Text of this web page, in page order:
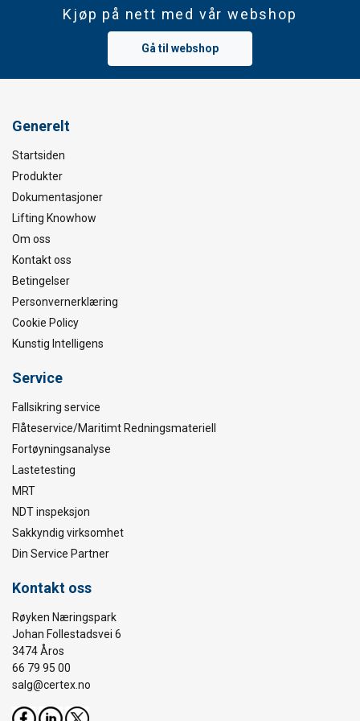
og medisinsk utstyr.
Lagring:
Materiale:
Advarsel:
Kjøp på nett med vår webshop
Gå til webshop
Generelt
Startsiden
Produkter
Dokumentasjoner
Lifting Knowhow
Om oss
Kontakt oss
Betingelser
Personvernerklæring
Cookie Policy
Kunstig Intelligens
Service
Fallsikring service
Flåteservice/Maritimt Redningsmateriell
Fortøyningsanalyse
Lastetesting
MRT
NDT inspeksjon
Sakkyndig virksomhet
Din Service Partner
Kontakt oss
Røyken Næringspark
Johan Follestadsvei 6
3474 Åros
66 79 95 00
salg@certex.no